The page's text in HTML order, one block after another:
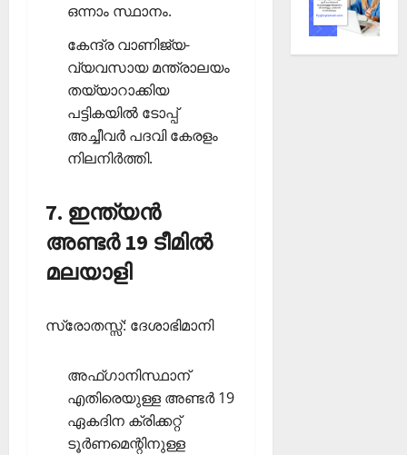
ഒന്നാം സ്ഥാനം.
കേന്ദ്ര വാണിജ്യ-
വ്യവസായ മന്ത്രാലയം
തയ്യാറാക്കിയ
പട്ടികയില്‍ ടോപ്പ്
അച്ചീവര്‍ പദവി കേരളം
നിലനിര്‍ത്തി.
7. ഇന്ത്യന്‍
അണ്ടര്‍ 19 ടീമില്‍
മലയാളി
സ്രോതസ്സ്: ദേശാഭിമാനി
അഫ്ഗാനിസ്ഥാന്
എതിരെയുള്ള അണ്ടര്‍ 19
ഏകദിന ക്രിക്കറ്റ്
ടൂര്‍ണമെന്റിനുള്ള